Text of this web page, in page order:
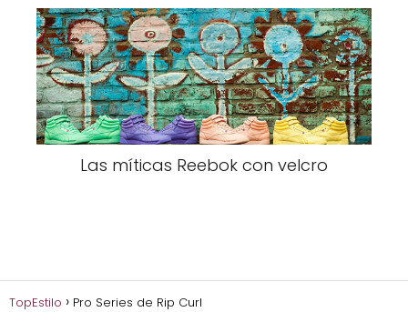
Las míticas Reebok con velcro
TopEstilo Pro Series de Rip Curl